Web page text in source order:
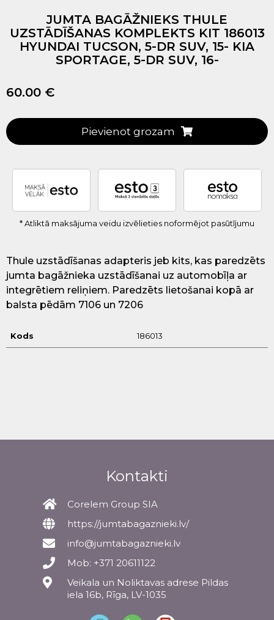
JUMTA BAGĀŽNIEKS THULE
UZSTĀDĪŠANAS KOMPLEKTS KIT 186013
HYUNDAI TUCSON, 5-DR SUV, 15- KIA
SPORTAGE, 5-DR SUV, 16-
60.00 €
Pievienot grozam
* Atliktā maksājuma veidu izvēlieties noformējot pasūtījumu
Thule uzstādīšanas adapteris jeb kits, kas paredzēts
jumta bagāžnieka uzstādīšanai uz automobīļa ar
integrētiem reliņiem. Paredzēts lietošanai kopā ar
balsta pēdām 7106 un 7206
Kods 186013
Kontakti
Corelem Group SIA
https://jumtabagaznieki.lv/
info@jumtabagaznieki.lv
Mob: +371 20611122
Veikala un Noliktavas adrese Pildas
iela 16b, Rīga, LV-1035